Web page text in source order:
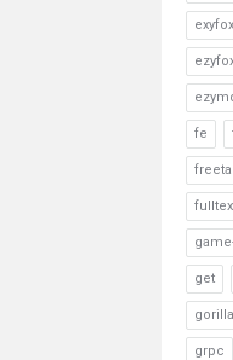
exyfox
fe
get
gorilla
grpc